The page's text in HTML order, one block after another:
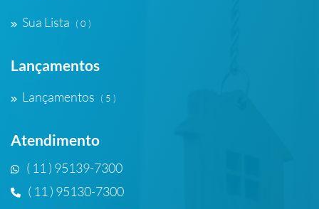
Sua Lista ( 0 )
Lançamentos
Lançamentos ( 5 )
Atendimento
( 11 ) 95139-7300
( 11 ) 95130-7300